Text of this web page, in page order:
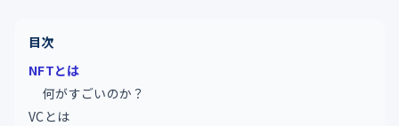
目次
NFTとは
何がすごいのか？
VCとは